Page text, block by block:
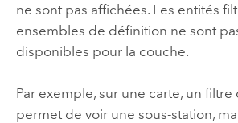
ne sont pas affichées. Les entités
ensembles de définition ne sont
disponibles pour la couche.
Par exemple, sur une carte, un filtre
permet de voir une sous-station,